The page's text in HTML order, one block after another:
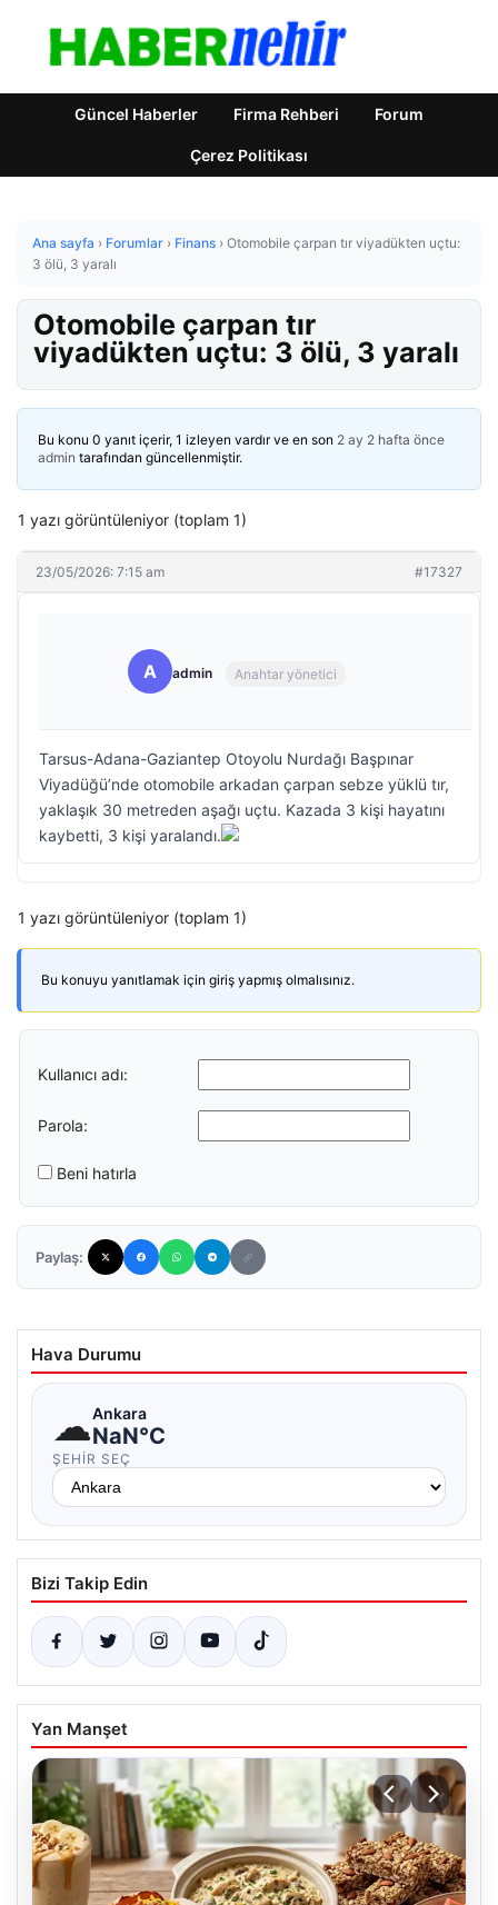
Güncel Haberler Firma Rehberi Forum
Çerez Politikası
Ana sayfa › Forumlar › Finans › Otomobile çarpan tır viyadükten uçtu:
3 ölü, 3 yaralı
Otomobile çarpan tır
viyadükten uçtu: 3 ölü, 3 yaralı
Bu konu 0 yanıt içerir, 1 izleyen vardır ve en son 2 ay 2 hafta önce
admin tarafından güncellenmiştir.
1 yazı görüntüleniyor (toplam 1)
23/05/2026: 7:15 am #17327
A admin Anahtar yönetici
Tarsus-Adana-Gaziantep Otoyolu Nurdağı Başpınar
Viyadüğü’nde otomobile arkadan çarpan sebze yüklü tır,
yaklaşık 30 metreden aşağı uçtu. Kazada 3 kişi hayatını
kaybetti, 3 kişi yaralandı.
1 yazı görüntüleniyor (toplam 1)
Bu konuyu yanıtlamak için giriş yapmış olmalısınız.
Kullanıcı adı:
Parola:
Beni hatırla
Paylaş:
Hava Durumu
☁Ankara
NaN°C
ŞEHIR SEÇ
Bizi Takip Edin
Yan Manşet